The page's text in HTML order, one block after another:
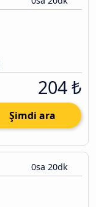
204 ₺
Şimdi ara
0sa 20dk